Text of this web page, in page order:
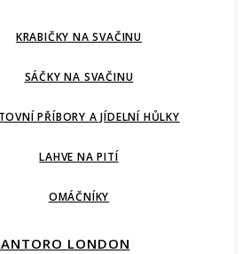
KRABIČKY NA SVAČINU
SÁČKY NA SVAČINU
PŘÍBORY A JÍDELNÍ HŮLKY
LAHVE NA PITÍ
OMÁČNÍKY
LONDON